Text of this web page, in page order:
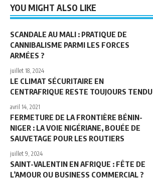
YOU MIGHT ALSO LIKE
SCANDALE AU MALI : PRATIQUE DE
CANNIBALISME PARMI LES FORCES
ARMÉES ?
juillet 18, 2024
LE CLIMAT SÉCURITAIRE EN
CENTRAFRIQUE RESTE TOUJOURS TENDU
avril 14, 2021
FERMETURE DE LA FRONTIÈRE BÉNIN-
NIGER : LA VOIE NIGÉRIANE, BOUÉE DE
SAUVETAGE POUR LES ROUTIERS
juillet 9, 2024
SAINT-VALENTIN EN AFRIQUE : FÊTE DE
L’AMOUR OU BUSINESS COMMERCIAL ?